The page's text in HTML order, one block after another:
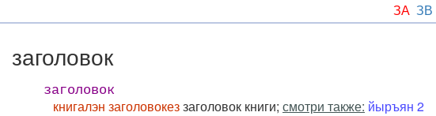
ЗА ЗВ
заголовок
заголовок
книгалэн заголовокеззаголовок книги; смотри также: йыръян 2